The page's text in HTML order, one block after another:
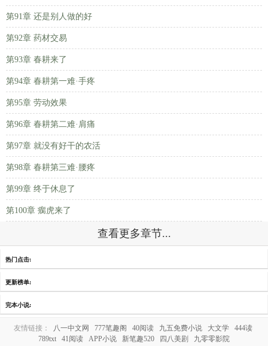
第91章 还是别人做的好
第92章 药材交易
第93章 春耕来了
第94章 春耕第一难·手疼
第95章 劳动效果
第96章 春耕第二难·肩痛
第97章 就没有好干的农活
第98章 春耕第三难·腰疼
第99章 终于休息了
第100章 瘸虎来了
查看更多章节...
热门点击:
更新榜单:
完本小说:
友情链接： 八一中文网 777笔趣阁 40阅读 九五免费小说 大文学
444读
789txt
41阅读 APP小说 新笔趣520 四八美剧 九零零影院